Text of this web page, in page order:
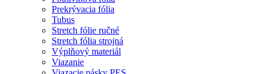
Prekrývacia fólia
Tubus
Stretch fólie ručné
Stretch fólia strojná
Výplňový materiál
Viazanie